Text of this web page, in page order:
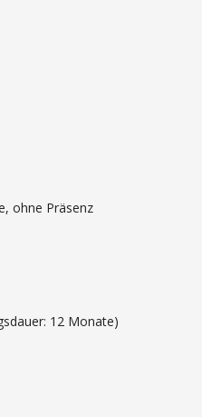
ohne Präsenz
12 Monate)